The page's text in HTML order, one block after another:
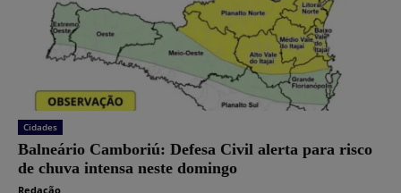
Cidades
Balneário Camboriú: Defesa Civil alerta para risco
de chuva intensa neste domingo
Redação